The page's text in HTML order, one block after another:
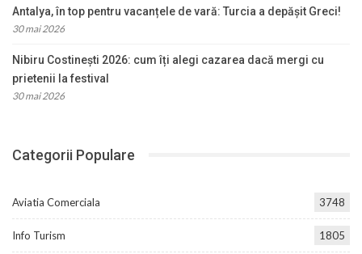
Antalya, în top pentru vacanțele de vară: Turcia a depășit Greci!
30 mai 2026
Nibiru Costinești 2026: cum îți alegi cazarea dacă mergi cu
prietenii la festival
30 mai 2026
Categorii Populare
Aviatia Comerciala 3748
Info Turism 1805